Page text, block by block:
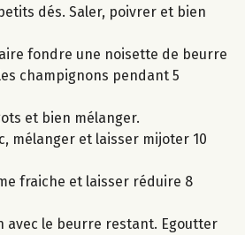
dés. Saler, poivrer et bien
fondre une noisette de beurre
champignons pendant 5
et bien mélanger.
mélanger et laisser mijoter 10
fraiche et laisser réduire 8
avec le beurre restant. Egoutter